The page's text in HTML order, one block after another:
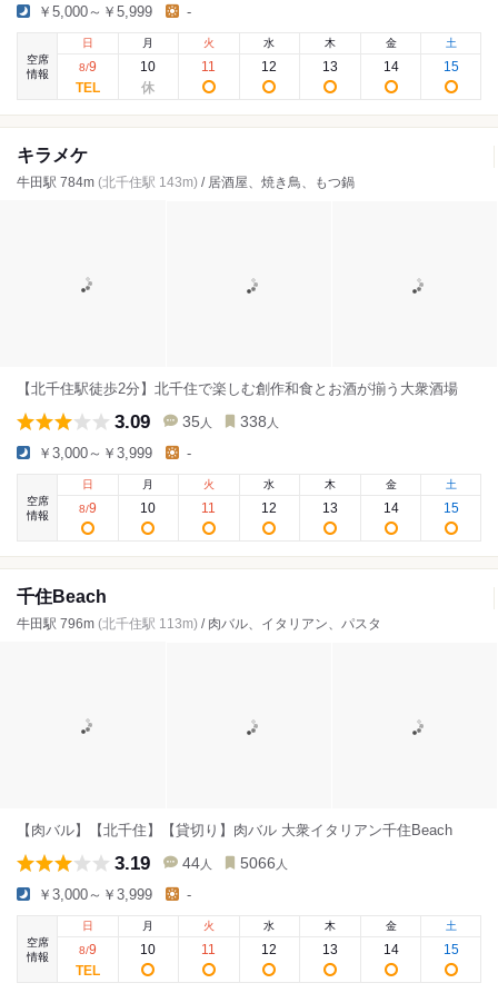
￥5,000～￥5,999 -
空席
情報
日
8/9
月
10
火
11
水
12
木
13
金
14
土
15
キラメケ
牛田駅 784m (北千住駅 143m) / 居酒屋、焼き鳥、もつ鍋
【北千住駅徒歩2分】北千住で楽しむ創作和食とお酒が揃う大衆酒場
3.09 35 人 338 人
￥3,000～￥3,999 -
空席
情報
日
8/9
月
10
火
11
水
12
木
13
金
14
土
15
千住Beach
牛田駅 796m (北千住駅 113m) / 肉バル、イタリアン、パスタ
【肉バル】【北千住】【貸切り】肉バル 大衆イタリアン千住Beach
3.19 44 人 5066 人
￥3,000～￥3,999 -
空席
情報
日
8/9
月
10
火
11
水
12
木
13
金
14
土
15